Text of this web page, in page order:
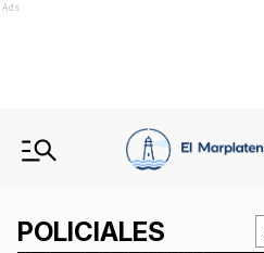
Ads
POLICIALES